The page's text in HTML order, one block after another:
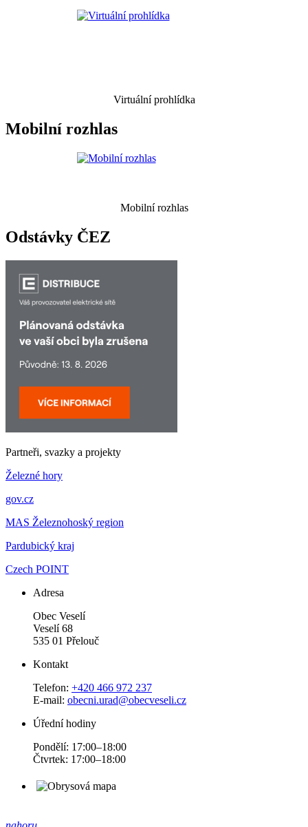
Virtuální prohlídka
Mobilní rozhlas
Mobilní rozhlas
Odstávky ČEZ
Partneři, svazky a projekty
Železné hory
gov.cz
MAS Železnohoský region
Pardubický kraj
Czech POINT
Adresa
Obec Veselí
Veselí 68
535 01 Přelouč
Kontakt
Telefon: +420 466 972 237
E-mail: obecni.urad@obecveseli.cz
Úřední hodiny
Pondělí: 17:00–18:00
Čtvrtek: 17:00–18:00